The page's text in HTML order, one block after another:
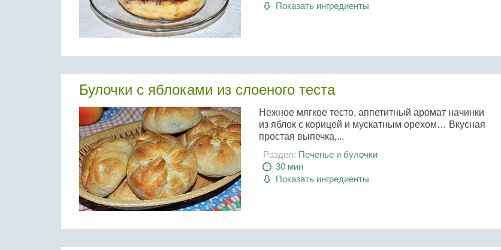
Показать ингредиенты
Булочки с яблоками из слоеного теста
Нежное мягкое тесто, аппетитный аромат начинки
из яблок с корицей и мускатным орехом… Вкусная
простая выпечка,...
Раздел: Печенье и булочки
30 мин
Показать ингредиенты